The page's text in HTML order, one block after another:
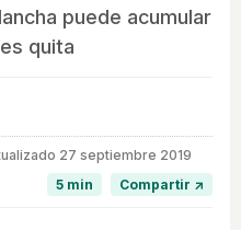
puede acumular
quita
27 septiembre 2019
5 min
Compartir ↗